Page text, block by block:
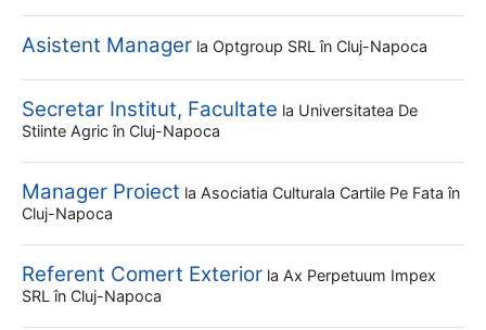
Asistent Manager la Optgroup SRL în Cluj-Napoca
Secretar Institut, Facultate la Universitatea De
Stiinte Agric în Cluj-Napoca
Manager Proiect la Asociatia Culturala Cartile Pe Fata în
Cluj-Napoca
Referent Comert Exterior la Ax Perpetuum Impex
SRL în Cluj-Napoca